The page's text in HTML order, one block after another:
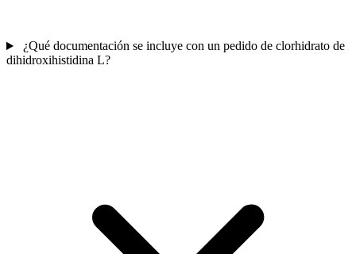
¿Qué documentación se incluye con un pedido de clorhidrato de
dihidroxihistidina L?